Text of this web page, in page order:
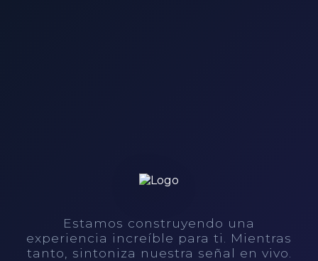
Estamos construyendo una
experiencia increíble para ti. Mientras
tanto, sintoniza nuestra señal en vivo.